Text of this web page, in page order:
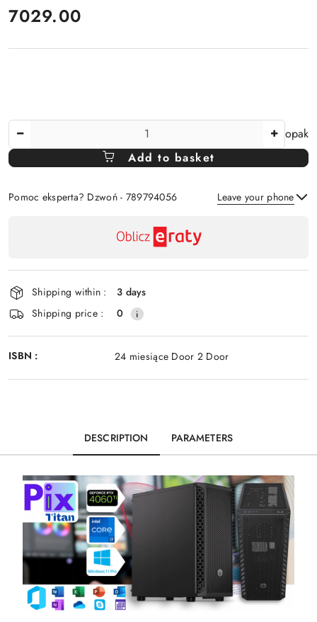
price:
7029.00
Of
opak
Add to basket
Pomoc eksperta? Dzwoń - 789794056 Leave your phone
and
delivery
Shipping within :
3 days
Shipping price :
0
ISBN : 24 miesiące Door 2 Door
DESCRIPTION PARAMETERS